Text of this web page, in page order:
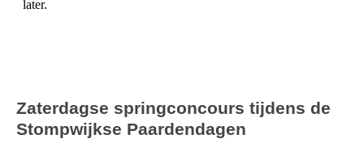
Zaterdagse springconcours tijdens de
Stompwijkse Paardendagen